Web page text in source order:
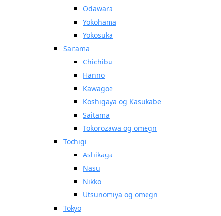
Odawara
Yokohama
Yokosuka
Saitama
Chichibu
Hanno
Kawagoe
Koshigaya og Kasukabe
Saitama
Tokorozawa og omegn
Tochigi
Ashikaga
Nasu
Nikko
Utsunomiya og omegn
Tokyo